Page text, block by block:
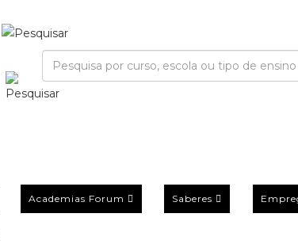
Academias Forum Saberes